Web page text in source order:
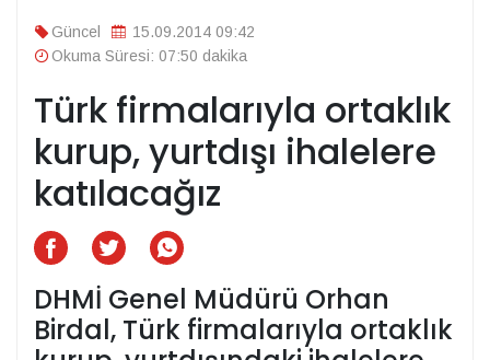
Güncel
15.09.2014 09:42
Okuma Süresi: 07:50 dakika
Türk firmalarıyla ortaklık
kurup, yurtdışı ihalelere
katılacağız
DHMİ Genel Müdürü Orhan
Birdal, Türk firmalarıyla ortaklık